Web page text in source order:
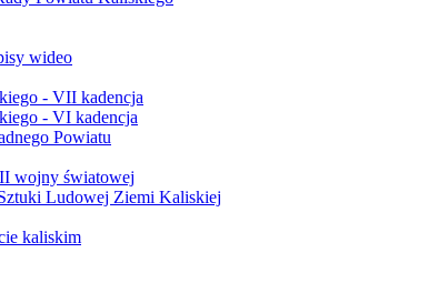
wideo
- VII kadencja
- VI kadencja
Powiatu
wojny światowej
Ludowej Ziemi Kaliskiej
kaliskim